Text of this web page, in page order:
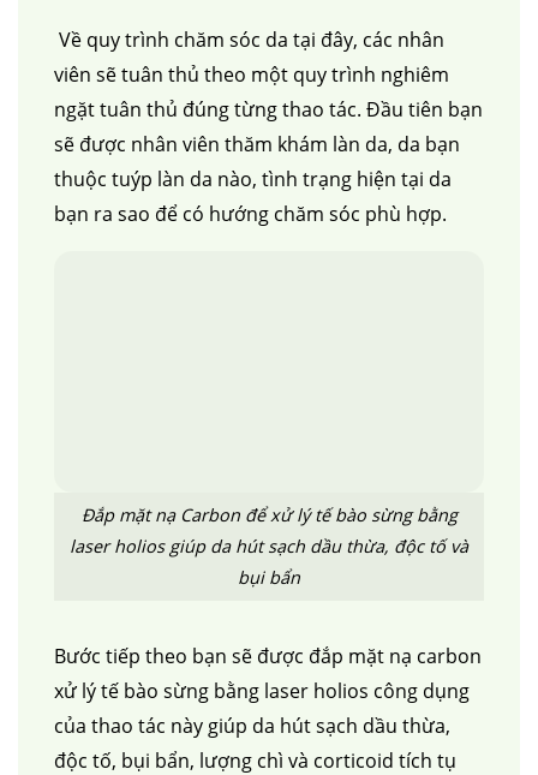
Về quy trình chăm sóc da tại đây, các nhân
viên sẽ tuân thủ theo một quy trình nghiêm
ngặt tuân thủ đúng từng thao tác. Đầu tiên bạn
sẽ được nhân viên thăm khám làn da, da bạn
thuộc tuýp làn da nào, tình trạng hiện tại da
bạn ra sao để có hướng chăm sóc phù hợp.
Đắp mặt nạ Carbon để xử lý tế bào sừng bằng
laser holios giúp da hút sạch dầu thừa, độc tố và
bụi bẩn
Bước tiếp theo bạn sẽ được đắp mặt nạ carbon
xử lý tế bào sừng bằng laser holios công dụng
của thao tác này giúp da hút sạch dầu thừa,
độc tố, bụi bẩn, lượng chì và corticoid tích tụ